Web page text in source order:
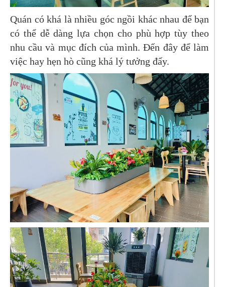
Quán có khá là nhiều góc ngồi khác nhau để bạn
có thể dễ dàng lựa chọn cho phù hợp tùy theo
nhu cầu và mục đích của mình. Đến đây để làm
việc hay hẹn hò cũng khá lý tưởng đấy.